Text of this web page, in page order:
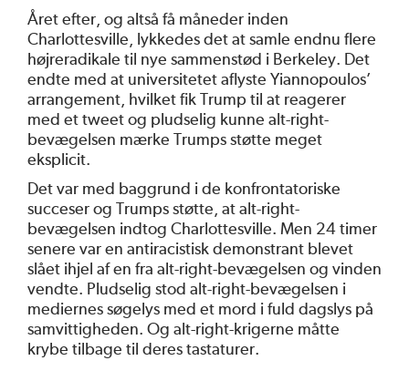
Året efter, og altså få måneder inden
Charlottesville, lykkedes det at samle endnu flere
højreradikale til nye sammenstød i Berkeley. Det
endte med at universitetet aflyste Yiannopoulos’
arrangement, hvilket fik Trump til at reagerer
med et tweet og pludselig kunne alt-right-
bevægelsen mærke Trumps støtte meget
eksplicit.
Det var med baggrund i de konfrontatoriske
succeser og Trumps støtte, at alt-right-
bevægelsen indtog Charlottesville. Men 24 timer
senere var en antiracistisk demonstrant blevet
slået ihjel af en fra alt-right-bevægelsen og vinden
vendte. Pludselig stod alt-right-bevægelsen i
mediernes søgelys med et mord i fuld dagslys på
samvittigheden. Og alt-right-krigerne måtte
krybe tilbage til deres tastaturer.